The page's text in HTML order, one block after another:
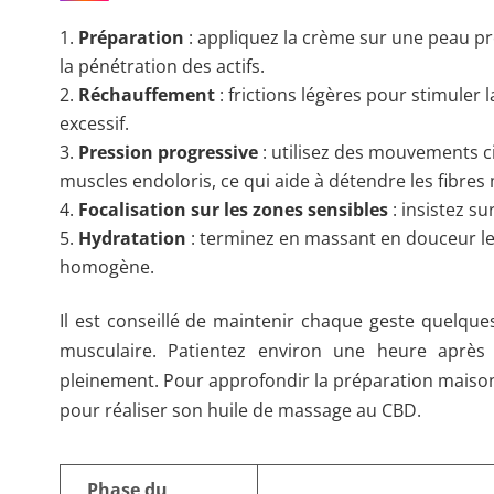
Préparation : appliquez la crème sur une peau
la pénétration des actifs.
Réchauffement: frictions légères pour stimuler
excessif.
Pression progressive: utilisez des mouvements
muscles endoloris, ce qui aide à détendre les fibres
Focalisation sur les zones sensibles: insistez
Hydratation : terminez en massant en douceur
homogène.
Il est conseillé de maintenir chaque geste
musculaire. Patientez environ une heure
pleinement. Pour approfondir la préparation
pour réaliser son huile de massage au CBD.